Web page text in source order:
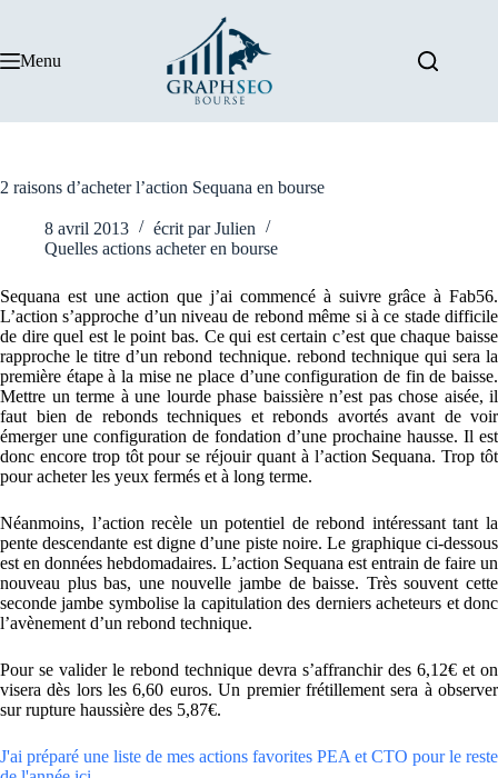
Menu
2 raisons d’acheter l’action Sequana en bourse
8 avril 2013 écrit par Julien
Quelles actions acheter en bourse
Sequana est une action que j’ai commencé à suivre grâce à Fab56.
L’action s’approche d’un niveau de rebond même si à ce stade difficile
de dire quel est le point bas. Ce qui est certain c’est que chaque baisse
rapproche le titre d’un rebond technique. rebond technique qui sera la
première étape à la mise ne place d’une configuration de fin de baisse.
Mettre un terme à une lourde phase baissière n’est pas chose aisée, il
faut bien de rebonds techniques et rebonds avortés avant de voir
émerger une configuration de fondation d’une prochaine hausse. Il est
donc encore trop tôt pour se réjouir quant à l’action Sequana. Trop tôt
pour acheter les yeux fermés et à long terme.
Néanmoins, l’action recèle un potentiel de rebond intéressant tant la
pente descendante est digne d’une piste noire. Le graphique ci-dessous
est en données hebdomadaires. L’action Sequana est entrain de faire un
nouveau plus bas, une nouvelle jambe de baisse. Très souvent cette
seconde jambe symbolise la capitulation des derniers acheteurs et donc
l’avènement d’un rebond technique.
Pour se valider le rebond technique devra s’affranchir des 6,12€ et on
visera dès lors les 6,60 euros. Un premier frétillement sera à observer
sur rupture haussière des 5,87€.
J'ai préparé une liste de mes actions favorites PEA et CTO pour le reste